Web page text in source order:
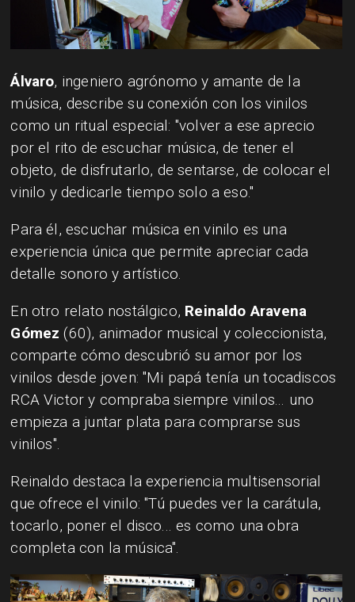
Álvaro, ingeniero agrónomo y amante de la
música, describe su conexión con los vinilos
como un ritual especial: "volver a ese aprecio
por el rito de escuchar música, de tener el
objeto, de disfrutarlo, de sentarse, de colocar el
vinilo y dedicarle tiempo solo a eso."
Para él, escuchar música en vinilo es una
experiencia única que permite apreciar cada
detalle sonoro y artístico.
En otro relato nostálgico, Reinaldo Aravena
Gómez (60), animador musical y coleccionista,
comparte cómo descubrió su amor por los
vinilos desde joven: "Mi papá tenía un tocadiscos
RCA Victor y compraba siempre vinilos... uno
empieza a juntar plata para comprarse sus
vinilos".
Reinaldo destaca la experiencia multisensorial
que ofrece el vinilo: "Tú puedes ver la carátula,
tocarlo, poner el disco... es como una obra
completa con la música".